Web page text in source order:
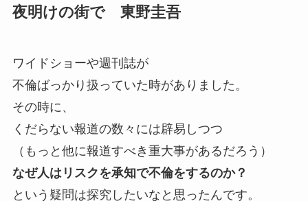
夜明けの街で 東野圭吾
ワイドショーや週刊誌が
不倫ばっかり扱っていた時がありました。
その時に、
くだらない報道の数々には辟易しつつ
（もっと他に報道すべき重大事があるだろう）
なぜ人はリスクを承知で不倫をするのか？
という疑問は探究したいなと思ったんです。